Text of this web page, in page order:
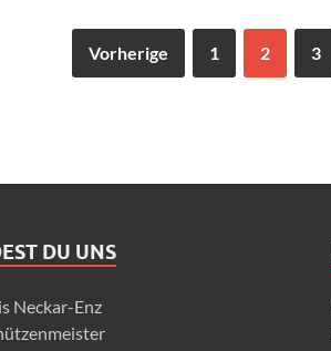
Vorherige 1 2 3
DU UNS
Neckar-Enz